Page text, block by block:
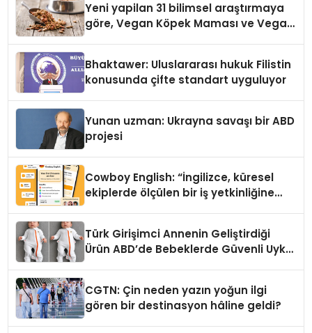
Yeni yapilan 31 bilimsel araştırmaya
göre, Vegan Köpek Maması ve Vegan
Bhaktawer: Uluslararası hukuk Filistin
konusunda çifte standart uyguluyor
Yunan uzman: Ukrayna savaşı bir ABD
projesi
Cowboy English: “İngilizce, küresel
ekiplerde ölçülen bir iş yetkinliğine
Türk Girişimci Annenin Geliştirdiği
Ürün ABD’de Bebeklerde Güvenli Uyku
CGTN: Çin neden yazın yoğun ilgi
gören bir destinasyon hâline geldi?